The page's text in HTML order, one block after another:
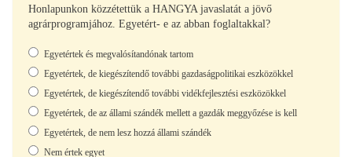
Honlapunkon közzétettük a HANGYA javaslatát a jövő
agrárprogramjához. Egyetért- e az abban foglaltakkal?
Választások
Egyetértek és megvalósítandónak tartom
Egyetértek, de kiegészítendő további gazdaságpolitikai eszközökkel
Egyetértek, de kiegészítendő további vidékfejlesztési eszközökkel
Egyetértek, de az állami szándék mellett a gazdák meggyőzése is kell
Egyetértek, de nem lesz hozzá állami szándék
Nem értek egyet